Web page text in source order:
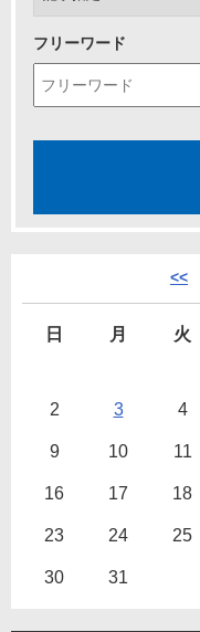
フリーワード
<<
日 月 火
2 3 4
9 10 11
16 17 18
23 24 25
30 31